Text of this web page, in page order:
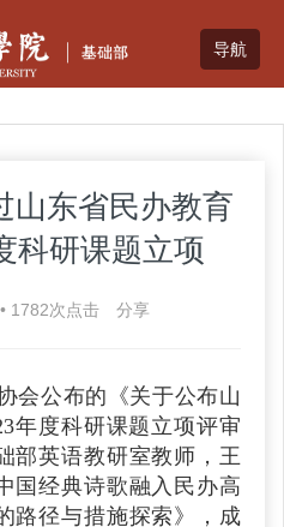
山东省民办教育
科研课题立项
• 1782次点击 分享
会公布的《关于公布山
年度科研课题立项评审
部英语教研室教师，王
国经典诗歌融入民办高
路径与措施探索》，成